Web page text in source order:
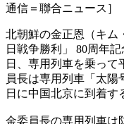
通信＝聯合ニュース］
北朝鮮の金正恩（キム
日戦争勝利」 80周年
日、専用列車を乗っ
員長は専用列車「太陽
日に中国北京に到着す
金委員長の専用列車は